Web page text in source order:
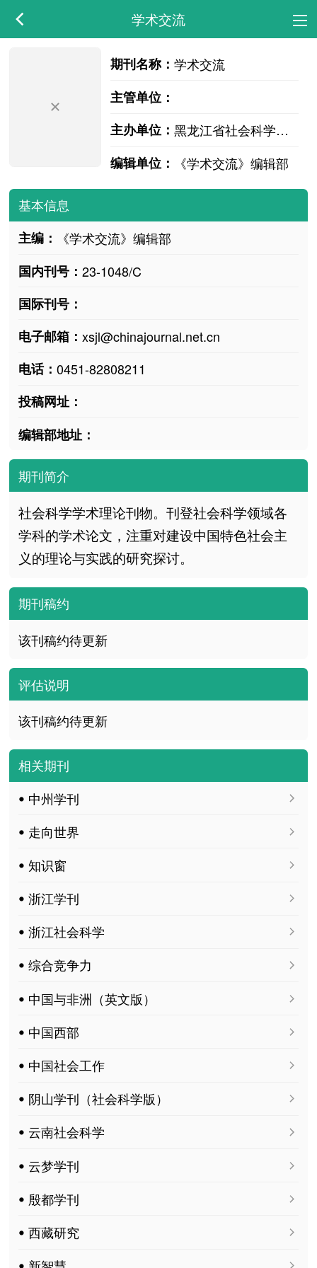
学术交流
期刊名称： 学术交流
主管单位：
主办单位：
黑龙江省社会科学界联合会
编辑单位：
《学术交流》编辑部
基本信息
主编：
《学术交流》编辑部
国内刊号： 23-1048/C
国际刊号：
电子邮箱： xsjl@chinajournal.net.cn
电话： 0451-82808211
投稿网址：
编辑部地址：
期刊简介
社会科学学术理论刊物。刊登社会科学领域各
学科的学术论文，注重对建设中国特色社会主
义的理论与实践的研究探讨。
期刊稿约
该刊稿约待更新
评估说明
该刊稿约待更新
相关期刊
ꔷ 中州学刊
ꔷ 走向世界
ꔷ 知识窗
ꔷ 浙江学刊
ꔷ 浙江社会科学
ꔷ 综合竞争力
ꔷ 中国与非洲（英文版）
ꔷ 中国西部
ꔷ 中国社会工作
ꔷ 阴山学刊（社会科学版）
ꔷ 云南社会科学
ꔷ 云梦学刊
ꔷ 殷都学刊
ꔷ 西藏研究